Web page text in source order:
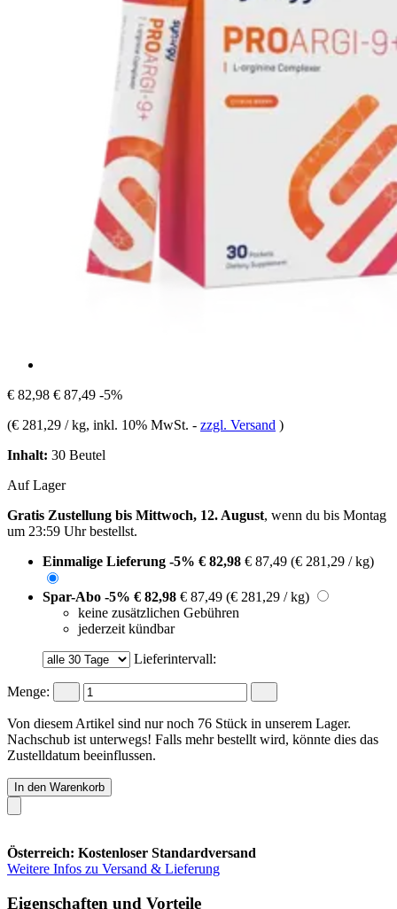
€ 82,98 € 87,49 -5%
(€ 281,29 / kg, inkl. 10% MwSt. - zzgl. Versand )
Inhalt: 30 Beutel
Auf Lager
Gratis Zustellung bis Mittwoch, 12. August, wenn du bis Montag
um 23:59 Uhrbestellst.
Einmalige Lieferung -5% € 82,98 € 87,49 (€ 281,29 / kg)
Spar-Abo -5% € 82,98 € 87,49 (€ 281,29 / kg)
keine zusätzlichen Gebühren
jederzeit kündbar
Lieferintervall:
Menge:
Von diesem Artikel sind nur noch 76 Stück in unserem Lager.
Nachschub ist unterwegs! Falls mehr bestellt wird, könnte dies das
Zustelldatum beeinflussen.
In den Warenkorb
Österreich: Kostenloser Standardversand
Weitere Infos zu Versand & Lieferung
Eigenschaften und Vorteile